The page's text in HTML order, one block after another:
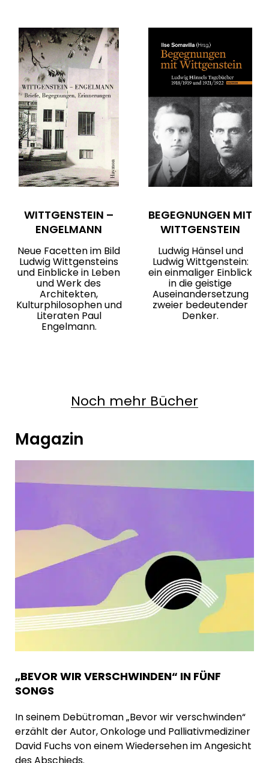
WITTGENSTEIN –
ENGELMANN
Neue Facetten im Bild
Ludwig Wittgensteins
und Einblicke in Leben
und Werk des
Architekten,
Kulturphilosophen und
Literaten Paul
Engelmann.
BEGEGNUNGEN MIT
WITTGENSTEIN
Ludwig Hänsel und
Ludwig Wittgenstein:
ein einmaliger Einblick
in die geistige
Auseinandersetzung
zweier bedeutender
Denker.
Noch mehr Bücher
Magazin
„BEVOR WIR VERSCHWINDEN“ IN FÜNF
SONGS
In seinem Debütroman „Bevor wir verschwinden“
erzählt der Autor, Onkologe und Palliativmediziner
David Fuchs von einem Wiedersehen im Angesicht
des Abschieds.